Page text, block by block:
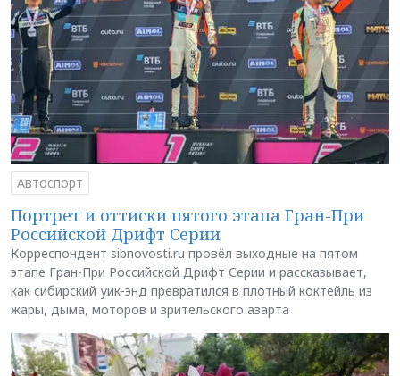
Автоспорт
Портрет и оттиски пятого этапа Гран-При
Российской Дрифт Серии
Корреспондент sibnovosti.ru провёл выходные на пятом
этапе Гран-При Российской Дрифт Серии и рассказывает,
как сибирский уик-энд превратился в плотный коктейль из
жары, дыма, моторов и зрительского азарта